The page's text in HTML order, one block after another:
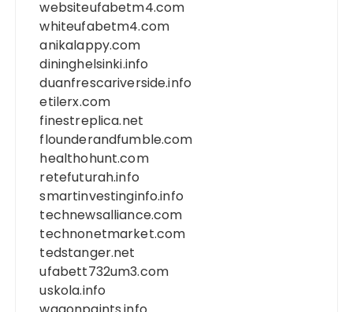
websiteufabetm4.com
whiteufabetm4.com
anikalappy.com
dininghelsinki.info
duanfrescariverside.info
etilerx.com
finestreplica.net
flounderandfumble.com
healthohunt.com
retefuturah.info
smartinvestinginfo.info
technewsalliance.com
technonetmarket.com
tedstanger.net
ufabett732um3.com
uskola.info